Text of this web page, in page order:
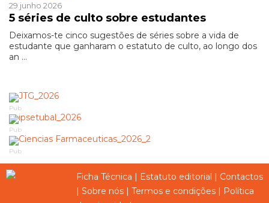
29 junho 2026
5 séries de culto sobre estudantes
Deixamos-te cinco sugestões de séries sobre a vida de
estudante que ganharam o estatuto de culto, ao longo dos
an ...
Pub
Pub
Pub
Ficha Técnica | Estatuto editorial | Contactos
| Sobre nós | Termos e condições | Política